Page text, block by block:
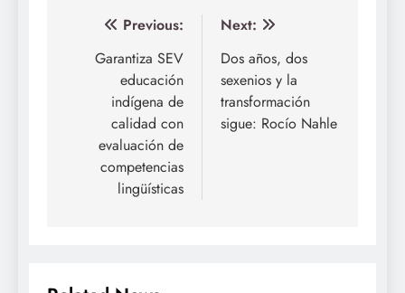
Navegación
entradas
Previous:
Garantiza SEV
educación
indígena de
calidad con
evaluación de
competencias
lingüísticas
Next:
Dos años, dos
sexenios y la
transformación
sigue: Rocío Nahle